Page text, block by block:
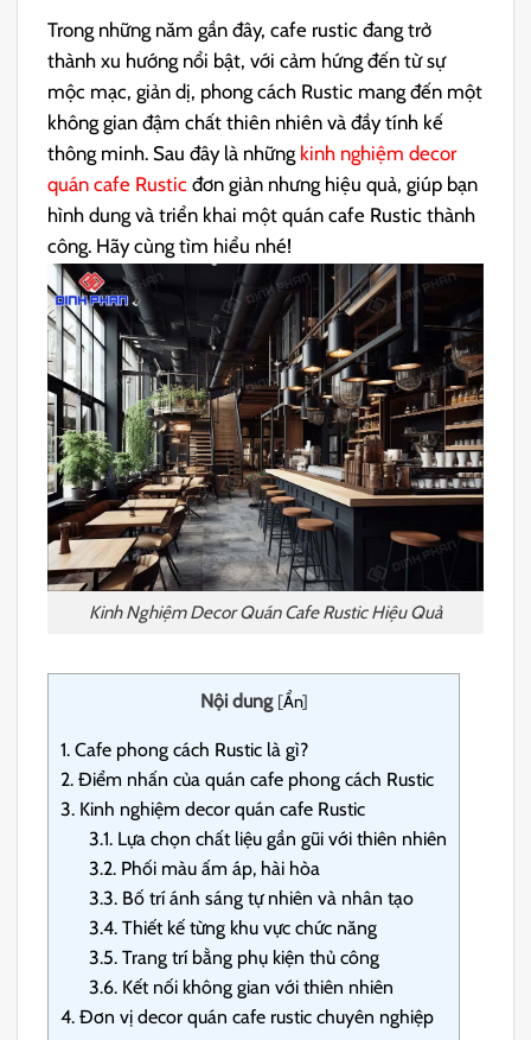
Trong những năm gần đây, cafe rustic đang trở
thành xu hướng nổi bật, với cảm hứng đến từ sự
mộc mạc, giản dị, phong cách Rustic mang đến một
không gian đậm chất thiên nhiên và đầy tính kế
thông minh. Sau đây là những kinh nghiệm decor
quán cafe Rustic đơn giản nhưng hiệu quả, giúp bạn
hình dung và triển khai một quán cafe Rustic thành
công. Hãy cùng tìm hiểu nhé!
Kinh Nghiệm Decor Quán Cafe Rustic Hiệu Quả
Nội dung [Ẩn]
1. Cafe phong cách Rustic là gì?
2. Điểm nhấn của quán cafe phong cách Rustic
3. Kinh nghiệm decor quán cafe Rustic
3.1. Lựa chọn chất liệu gần gũi với thiên nhiên
3.2. Phối màu ấm áp, hài hòa
3.3. Bố trí ánh sáng tự nhiên và nhân tạo
3.4. Thiết kế từng khu vực chức năng
3.5. Trang trí bằng phụ kiện thủ công
3.6. Kết nối không gian với thiên nhiên
4. Đơn vị decor quán cafe rustic chuyên nghiệp